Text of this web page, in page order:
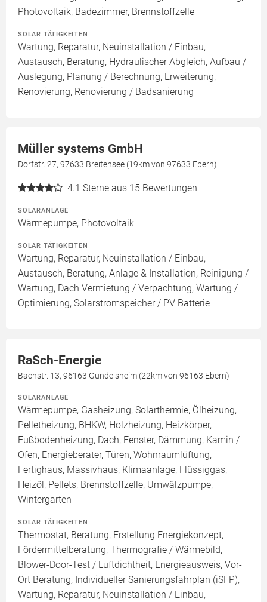
Photovoltaik, Badezimmer, Brennstoffzelle
SOLAR TÄTIGKEITEN
Wartung, Reparatur, Neuinstallation / Einbau,
Austausch, Beratung, Hydraulischer Abgleich, Aufbau /
Auslegung, Planung / Berechnung, Erweiterung,
Renovierung, Renovierung / Badsanierung
Müller systems GmbH
Dorfstr. 27, 97633 Breitensee (19km von 97633 Ebern)
4.1 Sterne aus 15 Bewertungen
SOLARANLAGE
Wärmepumpe, Photovoltaik
SOLAR TÄTIGKEITEN
Wartung, Reparatur, Neuinstallation / Einbau,
Austausch, Beratung, Anlage & Installation, Reinigung /
Wartung, Dach Vermietung / Verpachtung, Wartung /
Optimierung, Solarstromspeicher / PV Batterie
RaSch-Energie
Bachstr. 13, 96163 Gundelsheim (22km von 96163 Ebern)
SOLARANLAGE
Wärmepumpe, Gasheizung, Solarthermie, Ölheizung,
Pelletheizung, BHKW, Holzheizung, Heizkörper,
Fußbodenheizung, Dach, Fenster, Dämmung, Kamin /
Ofen, Energieberater, Türen, Wohnraumlüftung,
Fertighaus, Massivhaus, Klimaanlage, Flüssiggas,
Heizöl, Pellets, Brennstoffzelle, Umwälzpumpe,
Wintergarten
SOLAR TÄTIGKEITEN
Thermostat, Beratung, Erstellung Energiekonzept,
Fördermittelberatung, Thermografie / Wärmebild,
Blower-Door-Test / Luftdichtheit, Energieausweis, Vor-
Ort Beratung, Individueller Sanierungsfahrplan (iSFP),
Wartung, Reparatur, Neuinstallation / Einbau,